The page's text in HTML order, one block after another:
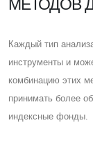
МЕТОДОВ
Каждый тип
инструменты и
комбинацию этих
принимать более
индексные фонды.